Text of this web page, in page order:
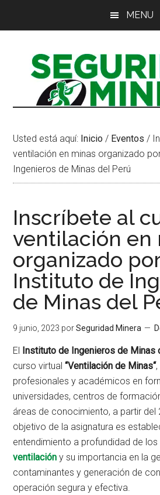
principal
MENU
Usted está aquí: Inicio / Eventos /
ventilación en minas organizado
Ingenieros de Minas del Perú
Inscríbete al
ventilación en
organizado
Instituto de
de Minas del
9 junio, 2023 porSeguridad Minera
El Instituto de Ingenieros de Minas
curso virtual“Ventilación de Minas“
profesionales y académicos en
universidades, centros de
áreas de conocimiento, a partir del
objetivo de la asignatura es
entendimiento a profundidad de los
ventilación y su importancia en la
contaminantes y generación de
operación segura y efectiva.